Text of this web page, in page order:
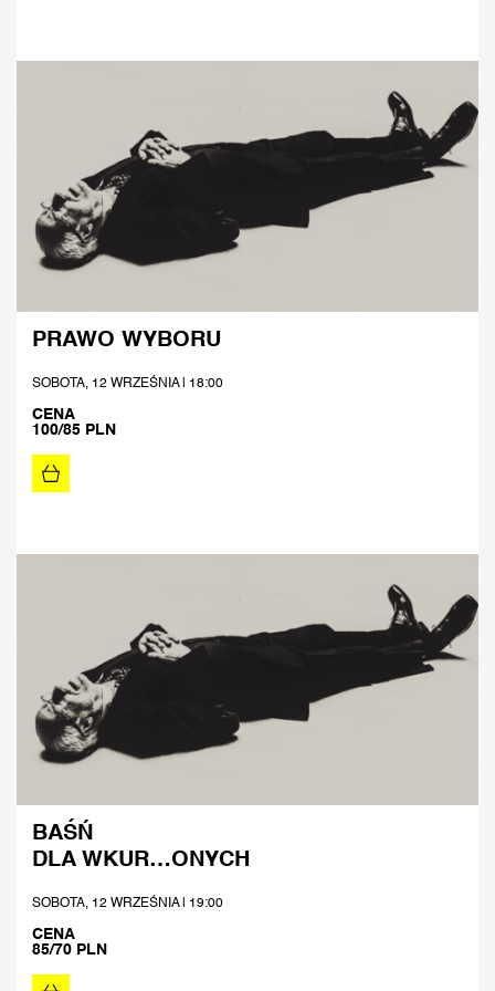
PRAWO WYBORU
SOBOTA, 12 WRZEŚNIA | 18:00
CENA
100/85 PLN
BAŚŃ
DLA WKUR…ONYCH
SOBOTA, 12 WRZEŚNIA | 19:00
CENA
85/70 PLN